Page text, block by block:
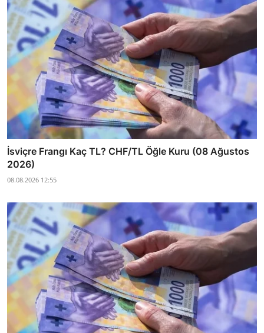
İsviçre Frangı Kaç TL? CHF/TL Öğle Kuru (08 Ağustos
2026)
08.08.2026 12:55